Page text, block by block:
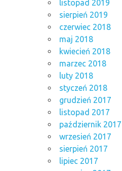
listopad 2019
sierpień 2019
czerwiec 2018
maj 2018
kwiecień 2018
marzec 2018
luty 2018
styczeń 2018
grudzień 2017
listopad 2017
październik 2017
wrzesień 2017
sierpień 2017
lipiec 2017